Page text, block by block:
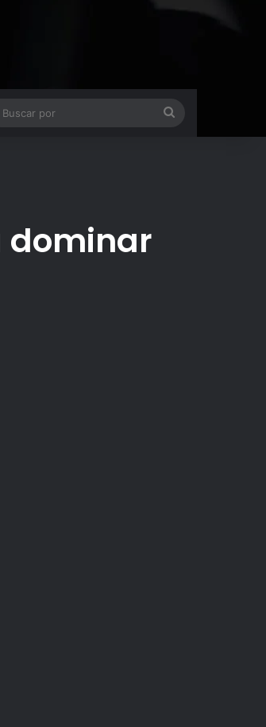
dominar